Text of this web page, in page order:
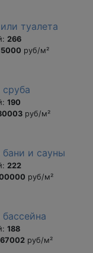
туалета
266
руб/м²
190
руб/м²
и сауны
222
руб/м²
188
руб/м²